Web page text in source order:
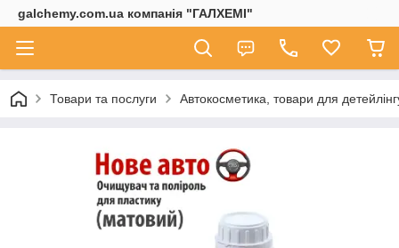
galchemy.com.ua компанія "ГАЛХЕМІ"
Товари та послуги Автокосметика, товари для